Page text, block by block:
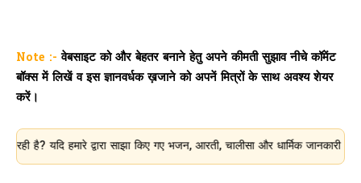
Note :- वेबसाइट को और बेहतर बनाने हेतु अपने कीमती सुझाव नीचे कॉमेंट
बॉक्स में लिखें व इस ज्ञानवर्धक ख़जाने को अपनें मित्रों के साथ अवश्य शेयर
करें।
हमारे द्वारा साझा किए गए भजन, आरती, चालीसा और धार्मिक जानकारी